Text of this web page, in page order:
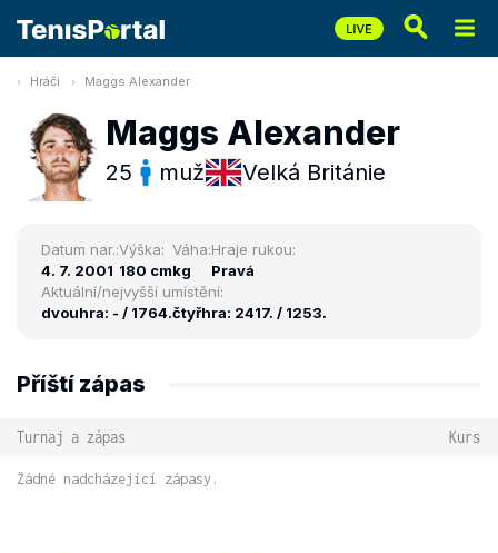
Hráči Maggs Alexander
Maggs Alexander
25 muž Velká Británie
Datum nar.:
4. 7. 2001
Výška:
180 cm
Váha:
kg
Hraje rukou:
Pravá
Aktuální/nejvyšší umístění:
dvouhra: - / 1764.čtyřhra: 2417. / 1253.
Příští zápas
Turnaj a zápas Kurs
Žádné nadcházející zápasy.